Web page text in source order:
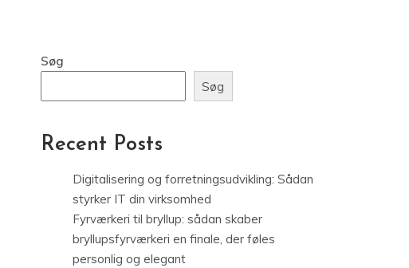
Søg
Søg
Recent Posts
Digitalisering og forretningsudvikling: Sådan
styrker IT din virksomhed
Fyrværkeri til bryllup: sådan skaber
bryllupsfyrværkeri en finale, der føles
personlig og elegant